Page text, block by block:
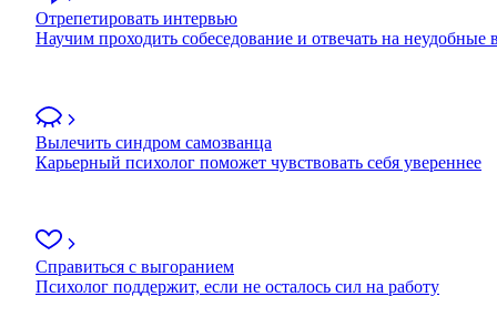
Отрепетировать интервью
Научим проходить собеседование и отвечать на неудобные
Вылечить синдром самозванца
Карьерный психолог поможет чувствовать себя увереннее
Справиться с выгоранием
Психолог поддержит, если не осталось сил на работу